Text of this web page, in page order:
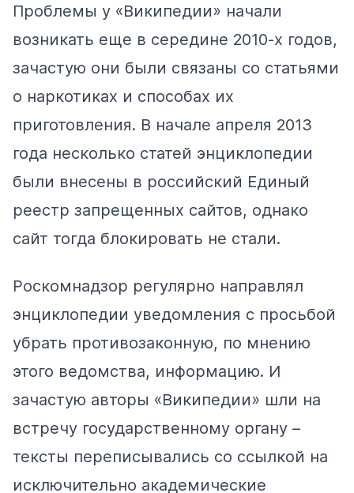
Проблемы у «Википедии» начали
возникать еще в середине 2010-х годов,
зачастую они были связаны со статьями
о наркотиках и способах их
приготовления. В начале апреля 2013
года несколько статей энциклопедии
были внесены в российский Единый
реестр запрещенных сайтов, однако
сайт тогда блокировать не стали.
Роскомнадзор регулярно направлял
энциклопедии уведомления с просьбой
убрать противозаконную, по мнению
этого ведомства, информацию. И
зачастую авторы «Википедии» шли на
встречу государственному органу –
тексты переписывались со ссылкой на
исключительно академические